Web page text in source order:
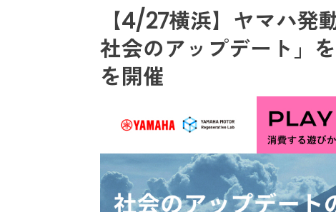
【4/27横浜】ヤマハ発
社会のアップデート」
を開催